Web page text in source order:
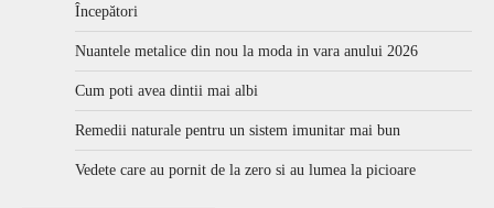
Începători
Nuantele metalice din nou la moda in vara anului 2026
Cum poti avea dintii mai albi
Remedii naturale pentru un sistem imunitar mai bun
Vedete care au pornit de la zero si au lumea la picioare